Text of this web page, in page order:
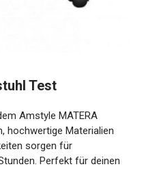
Test
Amstyle MATERA
hochwertige Materialien
sorgen für
Perfekt für deinen